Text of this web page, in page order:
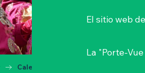
El sitio web
La "Porte-Vue
Calendario